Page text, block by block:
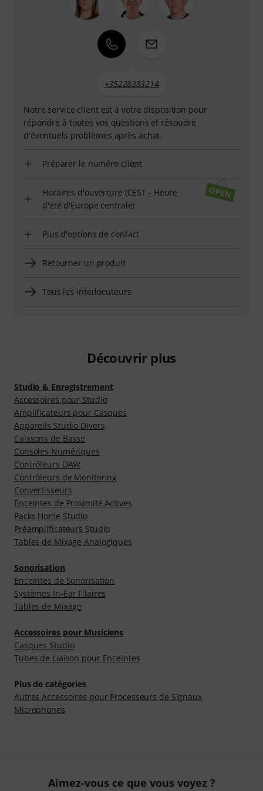
+35228383214
Notre service client est à votre disposition pour
répondre à toutes vos questions et résoudre
d'éventuels problèmes après achat.
Préparer le numéro client
Horaires d'ouverture (CEST - Heure
d'été d'Europe centrale)
Plus d'options de contact
Retourner un produit
Tous les interlocuteurs
Découvrir plus
Studio & Enregistrement
Accessoires pour Studio
Amplificateurs pour Casques
Appareils Studio Divers
Caissons de Basse
Consoles Numériques
Contrôleurs DAW
Contrôleurs de Monitoring
Convertisseurs
Enceintes de Proximité Actives
Packs Home Studio
Préamplificateurs Studio
Tables de Mixage Analogiques
Sonorisation
Enceintes de Sonorisation
Systèmes In-Ear Filaires
Tables de Mixage
Accessoires pour Musiciens
Casques Studio
Tubes de Liaison pour Enceintes
Plus de catégories
Autres Accessoires pour Processeurs de Signaux
Microphones
Aimez-vous ce que vous voyez ?